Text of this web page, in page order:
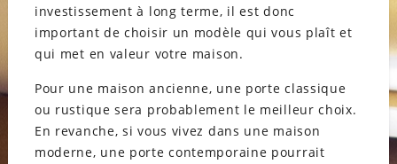
investissement à long terme, il est donc
important de choisir un modèle qui vous plaît et
qui met en valeur votre maison.
Pour une maison ancienne, une porte classique
ou rustique sera probablement le meilleur choix.
En revanche, si vous vivez dans une maison
moderne, une porte contemporaine pourrait